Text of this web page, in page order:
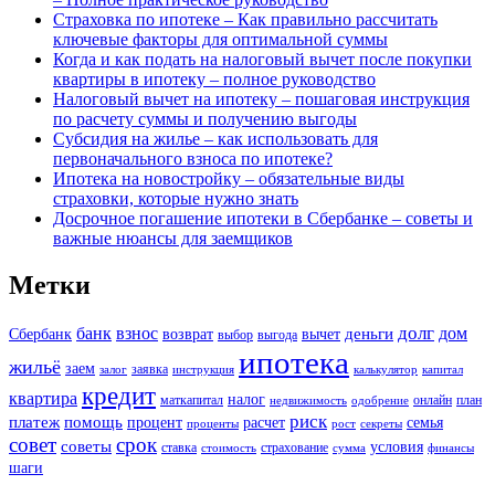
Страховка по ипотеке – Как правильно рассчитать
ключевые факторы для оптимальной суммы
Когда и как подать на налоговый вычет после покупки
квартиры в ипотеку – полное руководство
Налоговый вычет на ипотеку – пошаговая инструкция
по расчету суммы и получению выгоды
Субсидия на жилье – как использовать для
первоначального взноса по ипотеке?
Ипотека на новостройку – обязательные виды
страховки, которые нужно знать
Досрочное погашение ипотеки в Сбербанке – советы и
важные нюансы для заемщиков
Метки
Сбербанк банк взнос возврат выбор выгода вычет деньги долг дом
жильё заем залог заявка инструкция ипотека калькулятор капитал
квартира кредит маткапитал налог недвижимость одобрение онлайн план
платеж помощь процент проценты расчет риск рост секреты семья
совет советы срок ставка стоимость страхование сумма условия финансы
шаги